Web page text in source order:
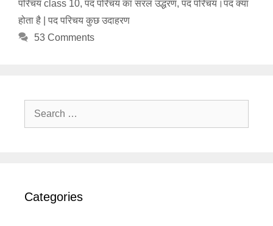
परिचय class 10, पद परिचय का सरल उद्धरण, पद परिचय।पद क्या
होता है | पद परिचय कुछ उदाहरण
53 Comments
Search
Categories